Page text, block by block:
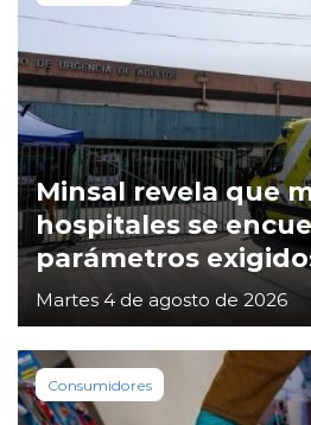
Minsal revela que
hospitales se
parámetros
Martes 4 de agosto de 2026
Consumidores